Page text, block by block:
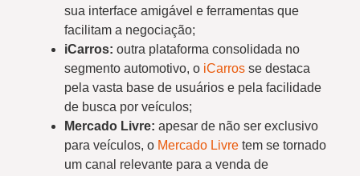
sua interface amigável e ferramentas que
facilitam a negociação;
iCarros: outra plataforma consolidada no
segmento automotivo, o iCarros se destaca
pela vasta base de usuários e pela facilidade
de busca por veículos;
Mercado Livre: apesar de não ser exclusivo
para veículos, o Mercado Livre tem se tornado
um canal relevante para a venda de